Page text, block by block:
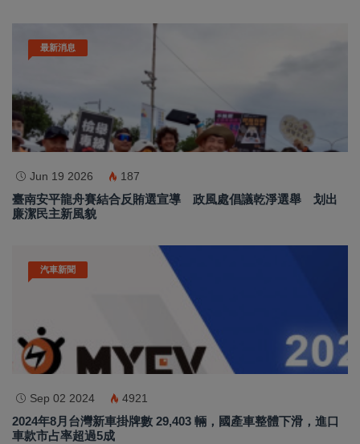
最新消息
Jun 19 2026 187
臺南安平龍舟賽結合反賄選宣導 政風處倡議乾淨選舉 划出
廉潔民主新風貌
汽車新聞
Sep 02 2024 4921
2024年8月台灣新車掛牌數 29,403 輛，國產車整體下滑，進口
車款市占率超過5成